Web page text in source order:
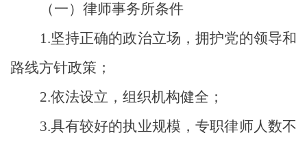
（一）律师事务所条件
1.坚持正确的政治立场，拥护党的领导和
路线方针政策；
2.依法设立，组织机构健全；
3.具有较好的执业规模 ，专职律师人数不